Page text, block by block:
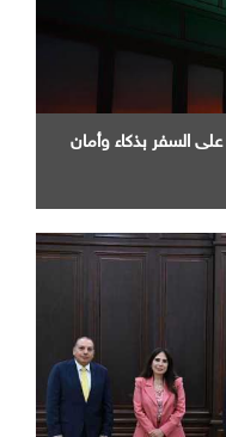
السفر بذكاء وأمان